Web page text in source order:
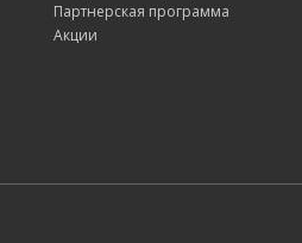
Партнерская программа
Акции